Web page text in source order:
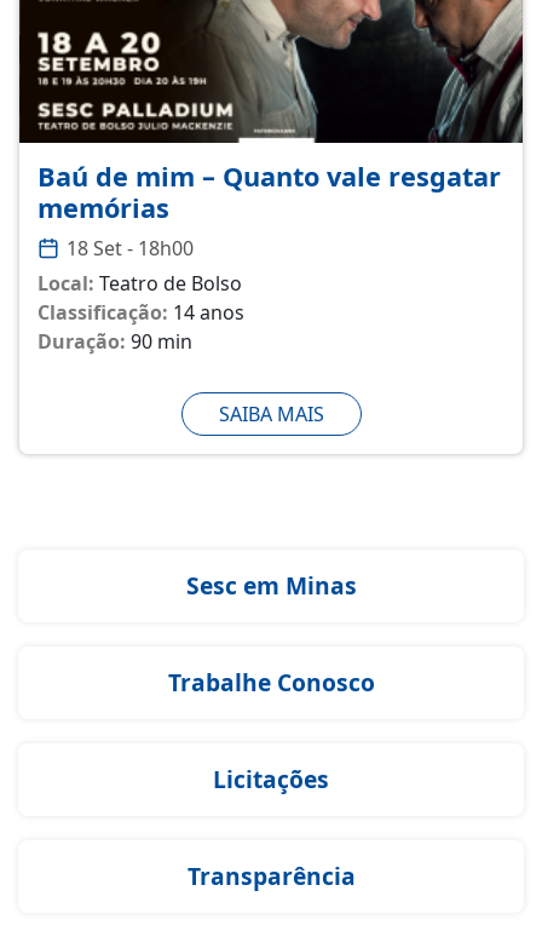
Baú de mim – Quanto vale resgatar
memórias
18 Set - 18h00
Local: Teatro de Bolso
Classificação: 14 anos
Duração: 90 min
SAIBA MAIS
Sesc em Minas
Trabalhe Conosco
Licitações
Transparência